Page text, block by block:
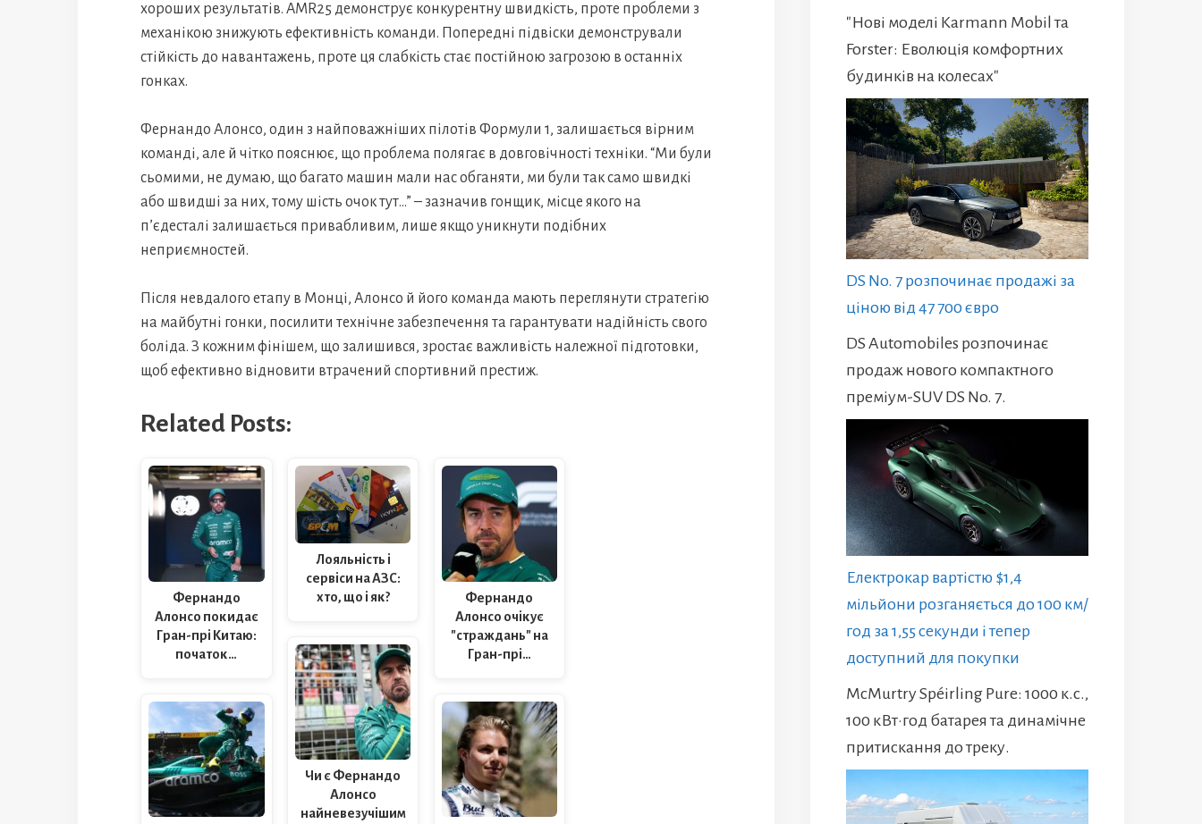
хороших результатів. AMR25 демонструє конкурентну швидкість, проте проблеми з
механікою знижують ефективність команди. Попередні підвіски демонстрували
стійкість до навантажень, проте ця слабкість стає постійною загрозою в останніх
гонках.
Фернандо Алонсо, один з найповажніших пілотів Формули 1, залишається вірним
команді, але й чітко пояснює, що проблема полягає в довговічності техніки. “Ми були
сьомими, не думаю, що багато машин мали нас обганяти, ми були так само швидкі
або швидші за них, тому шість очок тут…” – зазначив гонщик, місце якого на
п’єдесталі залишається привабливим, лише якщо уникнути подібних
неприємностей.
Після невдалого етапу в Монці, Алонсо й його команда мають переглянути стратегію
на майбутні гонки, посилити технічне забезпечення та гарантувати надійність свого
боліда. З кожним фінішем, що залишився, зростає важливість належної підготовки,
щоб ефективно відновити втрачений спортивний престиж.
Related Posts:
Фернандо
Алонсо покидає
Гран-прі Китаю:
початок…
Лояльність і
сервіси на АЗС:
хто, що і як?
Чи є Фернандо
Алонсо
найневезучішим
Фернандо
Алонсо очікує
"страждань" на
Гран-прі…
"Нові моделі Karmann Mobil та
Forster: Еволюція комфортних
будинків на колесах"
DS No. 7 розпочинає продажі за
ціною від 47 700 євро
DS Automobiles розпочинає
продаж нового компактного
преміум-SUV DS No. 7.
Електрокар вартістю $1,4
мільйони розганяється до 100 км/
год за 1,55 секунди і тепер
доступний для покупки
McMurtry Spéirling Pure: 1000 к.с.,
100 кВт·год батарея та динамічне
притискання до треку.